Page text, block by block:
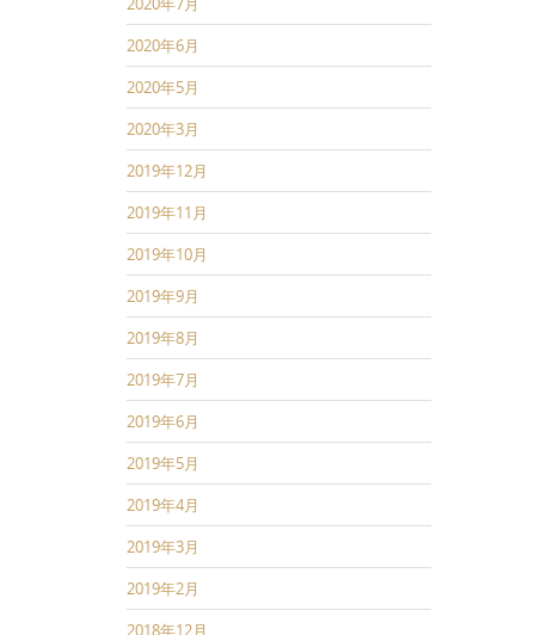
2020年6月
2020年5月
2020年3月
2019年12月
2019年11月
2019年10月
2019年9月
2019年8月
2019年7月
2019年6月
2019年5月
2019年4月
2019年3月
2019年2月
2018年12月